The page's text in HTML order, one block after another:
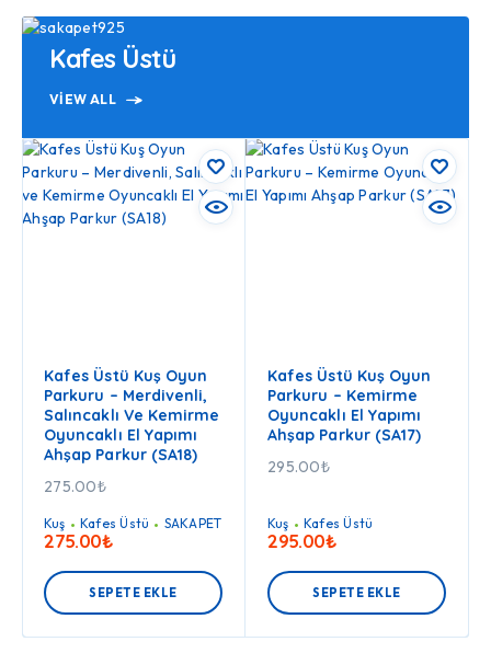
Kafes Üstü
VIEW ALL
Kafes Üstü Kuş Oyun
Parkuru – Merdivenli,
Salıncaklı Ve Kemirme
Oyuncaklı El Yapımı
Ahşap Parkur (SA18)
275.00₺
Kuş Kafes Üstü SAKAPET
275.00₺
SEPETE EKLE
Kafes Üstü Kuş Oyun
Parkuru – Kemirme
Oyuncaklı El Yapımı
Ahşap Parkur (SA17)
295.00₺
Kuş Kafes Üstü
295.00₺
SEPETE EKLE